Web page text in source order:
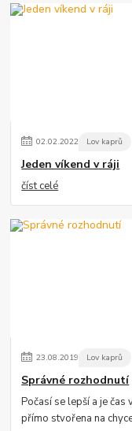
02.02.2022 Lov kaprů
Jeden víkend v ráji
číst celé
23.08.2019 Lov kaprů
Správné rozhodnutí
Počasí se lepší a je čas
přímo stvořena na